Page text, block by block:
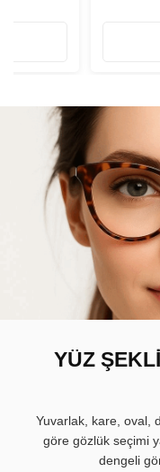
YÜZ
Yuvarlak, kare, oval,
göre gözlük seçimi
dengeli